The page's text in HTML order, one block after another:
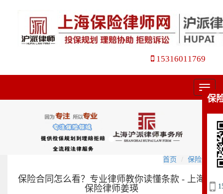
15316011769
菜
单
首页 保险合同
保险合同怎么看？专业律师教你读懂条款 - 上海
保险律师姜瑛
保